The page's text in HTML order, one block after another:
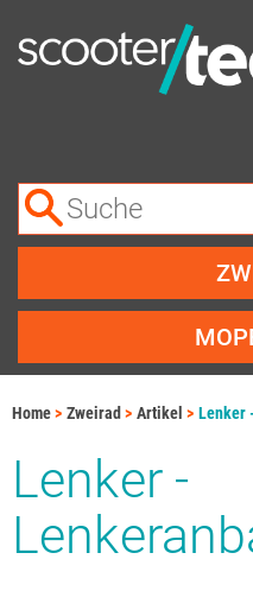
Home Zweirad Artikel Lenker
Lenker -